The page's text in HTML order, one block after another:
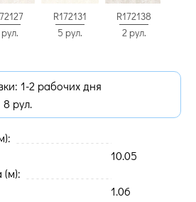
R172131
5 рул.
R172138
2 рул.
1-2 рабочих дня
8 рул.
10.05
(м):
1.06